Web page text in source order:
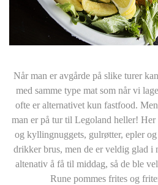
Når man er avgårde på slike turer
med samme type mat som når vi
ofte er alternativet kun fastfood.
man er på tur til Legoland heller! Her
og kyllingnuggets, gulrøtter, epler
drikker brus, men de er veldig glad i
altenativ å få til middag, så de ble
Rune pommes frites og